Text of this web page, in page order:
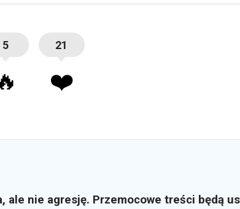
5 21
❤️
ale nie agresję. Przemocowe treści będą